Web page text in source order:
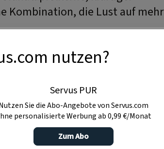
Kombination, die Lust auf mehr
nutzen?
Servus PUR
Sie die Abo-Angebote von Servus.com
personalisierte Werbung ab 0,99 €/Monat
Zum Abo